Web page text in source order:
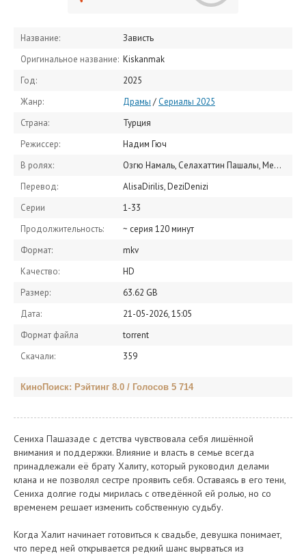
Название:
Зависть
Оригинальное название: Kiskanmak
Год:
2025
Жанр:
Драмы / Сериалы 2025
Страна:
Турция
Режиссер:
Надим Гюч
В ролях:
Озгю Намаль, Селахаттин Пашалы, Мехмет Гюнсюр, Хафсанур Санджактутан, Ханде Догандемир, Бериль Позам, Диляра Аксюек, Айда Аксель, Бусра Йылмазкурт, Лила Гюрмен
Перевод:
AlisaDirilis, DeziDenizi
Серии
1-33
Продолжительность:
~ серия 120 минут
Формат:
mkv
Качество:
HD
Размер:
63.62 GB
Дата:
21-05-2026, 15:05
Формат файла
torrent
Скачали:
359
КиноПоиск: Рэйтинг 8.0 / Голосов 5 714
Сенихa Пашазаде с детства чувствовала себя лишённой
внимания и поддержки. Влияние и власть в семье всегда
принадлежали её брату Халиту, который руководил делами
клана и не позволял сестре проявить себя. Оставаясь в его тени,
Сениха долгие годы мирилась с отведённой ей ролью, но со
временем решает изменить собственную судьбу.
Когда Халит начинает готовиться к свадьбе, девушка понимает,
что перед ней открывается редкий шанс вырваться из